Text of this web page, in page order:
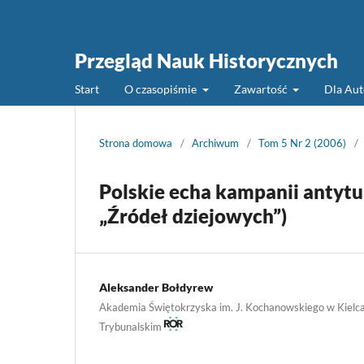
Przegląd Nauk Historycznych
Start O czasopiśmie Zawartość Dla
Strona domowa / Archiwum / Tom 5 Nr 2 (2006) /
Polskie echa kampanii
„Źródeł dziejowych”)
Aleksander Bołdyrew
Akademia Świętokrzyska im. J. Kochanowskiego w
Trybunalskim